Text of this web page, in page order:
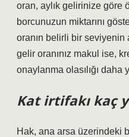
oran, aylık gelirinize göre
borcunuzun miktarını
oranın belirli bir seviyenin
gelir oranınız makul ise,
onaylanma olasılığı daha
Kat irtifakı kaç
Hak, ana arsa üzerindeki